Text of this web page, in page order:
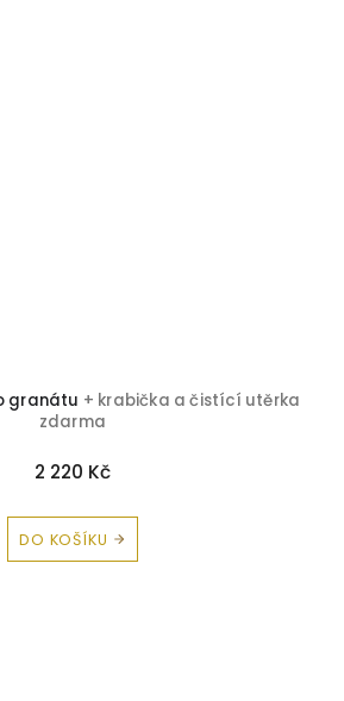
granátu + krabička a čistící utěrka
zdarma
2 220 Kč
DO KOŠÍKU